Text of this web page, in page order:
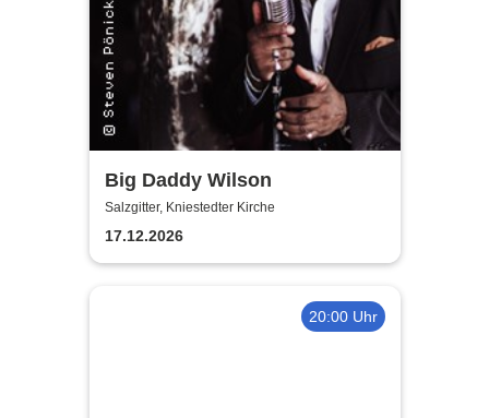
Big Daddy Wilson
Salzgitter, Kniestedter Kirche
17.12.2026
20:00 Uhr